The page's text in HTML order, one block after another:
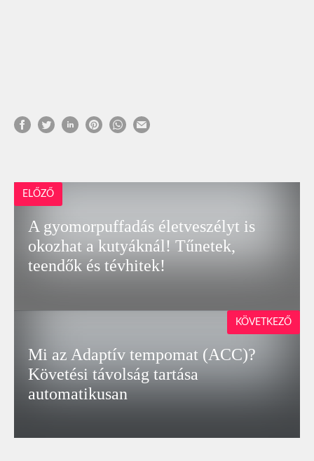
ELŐZŐ
A gyomorpuffadás életveszélyt is
okozhat a kutyáknál! Tűnetek,
teendők és tévhitek!
Mi az Adaptív tempomat (ACC)?
Követési távolság tartása
automatikusan
KÖVETKEZŐ